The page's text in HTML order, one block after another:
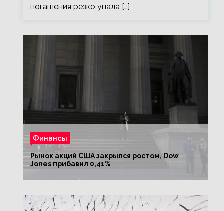
погашения резко упала […]
Финансы
Рынок акций США закрылся ростом, Dow
Jones прибавил 0,41%